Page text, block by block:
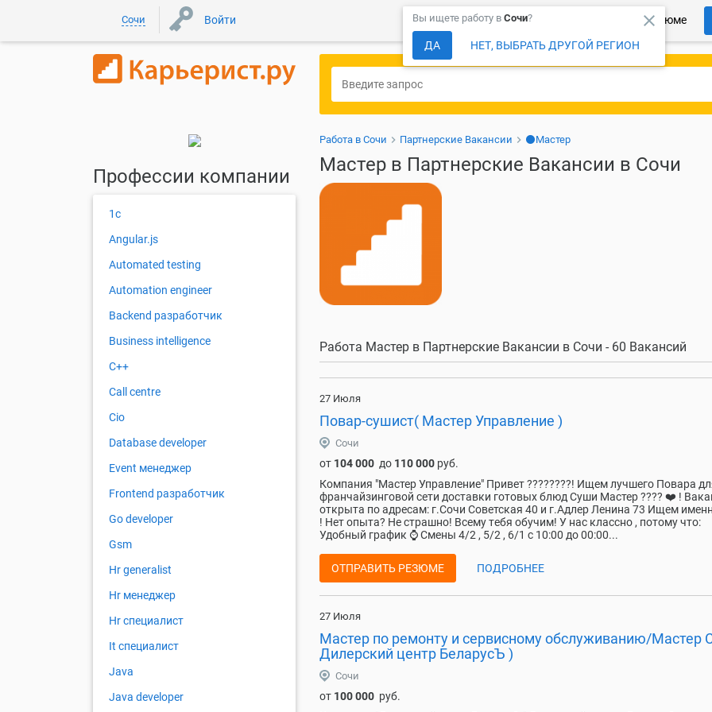
Сочи Войти Более 150 000 компаний ждут Ваше резюме
close
Вы ищете работу в Сочи?
ДА НЕТ, ВЫБРАТЬ ДРУГОЙ РЕГИОН
Работа в Сочи Партнерские Вакансии ⚫Мастер
Мастер в Партнерские Вакансии в Сочи
Работа Мастер в Партнерские Вакансии в Сочи - 60 Вакансий
27 Июля
Повар-сушист( Мастер Управление )
Сочи
от 104 000 до 110 000 руб.
Компания "Мастер Управление" Привет ????????! Ищем лучшего Повapа
франчайзинговой сети доставки готовых блюд Суши Мастер ???? ❤️️ !
открыта по адресам: г.Сочи Советская 40 и г.Адлер Ленина 73 Ищем
! Нет опыта? Нe стpaшно! Вceму тeбя обучим! У нас классно , потому что:
Удобный график ⌚ Смены 4/2 , 5/2 , 6/1 с 10:00 до 00:00...
ОТПРАВИТЬ РЕЗЮМЕ ПОДРОБНЕЕ
27 Июля
Мастер по ремонту и сервисному обслуживанию/Мастер
Дилерский центр БеларусЪ )
Сочи
от 100 000 руб.
Профессии компании
1с
Angular.js
Automated testing
Automation engineer
Backend разработчик
Business intelligence
C++
Call centre
Cio
Database developer
Event менеджер
Frontend разработчик
Go developer
Gsm
Hr generalist
Hr менеджер
Hr специалист
It специалист
Java
Java developer